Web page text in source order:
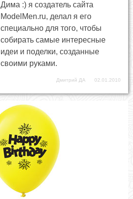
Дима :) я создатель сайта
ModelMen.ru, делал я его
специально для того, чтобы
собирать самые интересные
идеи и поделки, созданные
своими руками.
Дмитрий ДА 02.01.2010